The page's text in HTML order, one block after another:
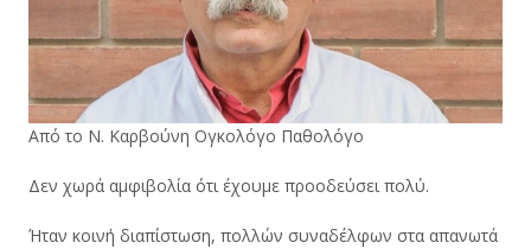
Από το Ν. Καρβούνη Ογκολόγο Παθολόγο
Δεν χωρά αμφιβολία ότι έχουμε προοδεύσει πολύ.
Ήταν κοινή διαπίστωση, πολλών συναδέλφων στα απανωτά